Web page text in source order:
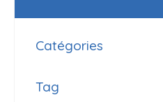
Catégories
Tag